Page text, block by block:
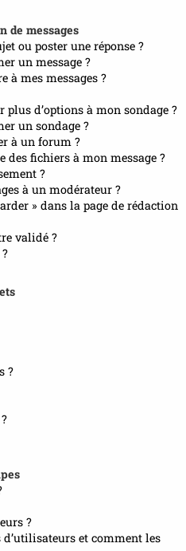
de messages
ou poster une réponse ?
un message ?
à mes messages ?
d’options à mon sondage ?
un sondage ?
à un forum ?
des fichiers à mon message ?
?
à un modérateur ?
» dans la page de rédaction
validé ?
?
?
et comment les